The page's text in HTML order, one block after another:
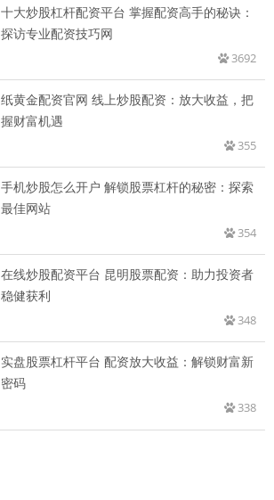
十大炒股杠杆配资平台 掌握配资高手的秘诀：
探访专业配资技巧网
3692
纸黄金配资官网 线上炒股配资：放大收益，把
握财富机遇
355
手机炒股怎么开户 解锁股票杠杆的秘密：探索
最佳网站
354
在线炒股配资平台 昆明股票配资：助力投资者
稳健获利
348
实盘股票杠杆平台 配资放大收益：解锁财富新
密码
338